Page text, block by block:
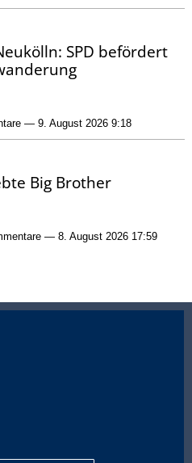
SPD befördert
— 9. August 2026 9:18
Big Brother
— 8. August 2026 17:59